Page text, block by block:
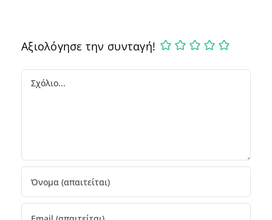
Αξιολόγησε την συνταγή!
Comment